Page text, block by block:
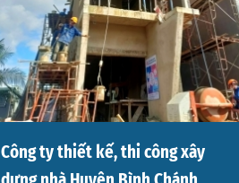
Công ty thiết kế, thi công xây